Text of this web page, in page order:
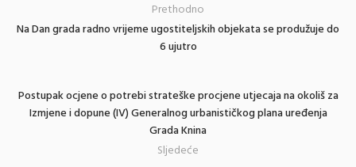
Na Dan grada radno vrijeme ugostiteljskih objekata se produžuje do
6 ujutro
Prethodno
Postupak ocjene o potrebi strateške procjene utjecaja na okoliš za
Izmjene i dopune (IV) Generalnog urbanističkog plana uređenja
Grada Knina
Sljedeće